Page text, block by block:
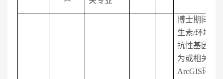
博士期间研
生素/环境激
抗性基因性
为或相关课
ArcGIS环境